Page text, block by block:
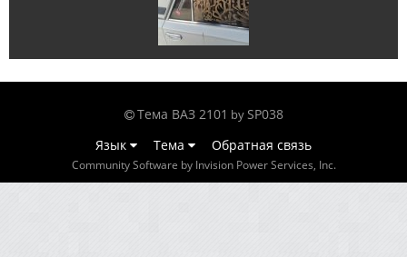
Тема ВАЗ 2101 by SP038
Язык
Тема Обратная связь
Community Software by Invision Power Services, Inc.